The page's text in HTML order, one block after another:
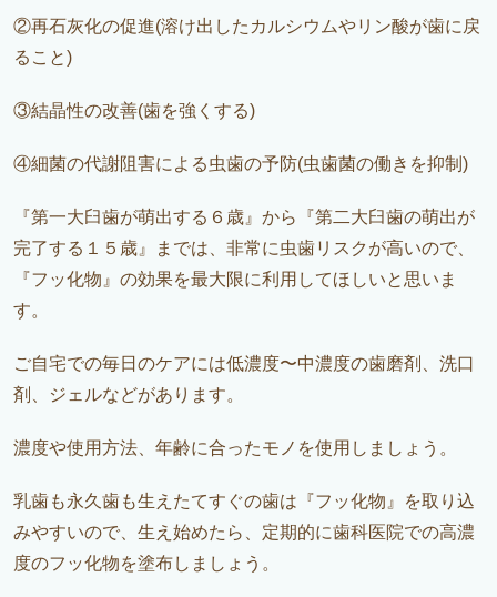
②再石灰化の促進(溶け出したカルシウムやリン酸が歯に戻
ること)
③結晶性の改善(歯を強くする)
④細菌の代謝阻害による虫歯の予防(虫歯菌の働きを抑制)
『第一大臼歯が萌出する６歳』から『第二大臼歯の萌出が
完了する１５歳』までは、非常に虫歯リスクが高いので、
『フッ化物』の効果を最大限に利用してほしいと思いま
す。
ご自宅での毎日のケアには低濃度〜中濃度の歯磨剤、洗口
剤、ジェルなどがあります。
濃度や使用方法、年齢に合ったモノを使用しましょう。
乳歯も永久歯も生えたてすぐの歯は『フッ化物』を取り込
みやすいので、生え始めたら、定期的に歯科医院での高濃
度のフッ化物を塗布しましょう。